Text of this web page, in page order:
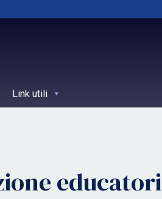
Link utili
educatori